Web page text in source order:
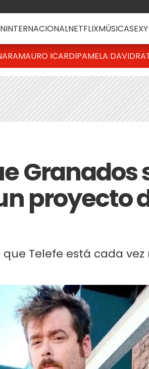
INTERNACIONALNETFLIXMÚSICASEXY
MAURO ICARDIPAMELA DAVID
Granados
proyecto
Telefe está cada vez